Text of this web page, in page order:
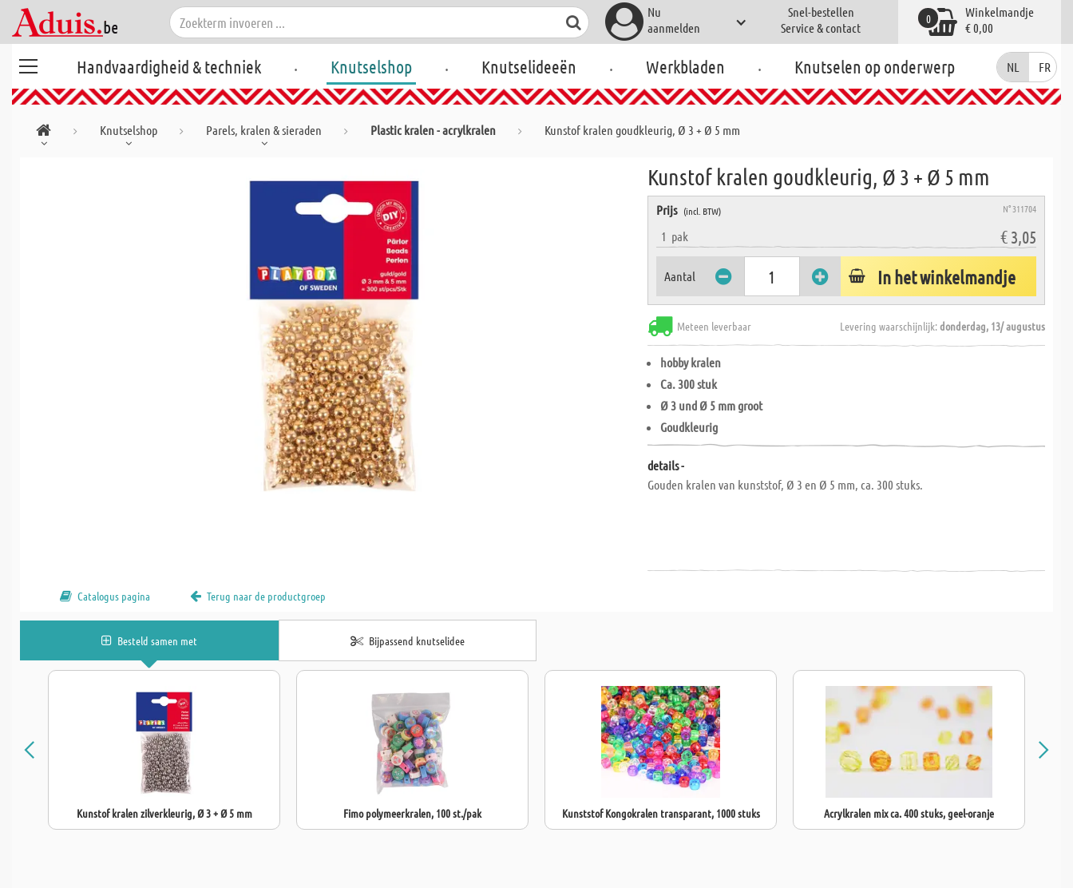
Nu
aanmelden
Snel-bestellen
Service & contact
Winkelmandje
€ 0,00
0
Handvaardigheid & techniek . Knutselshop . Knutselideeën . Werkbladen . Knutselen op onderwerp NL FR
Knutselshop Parels, kralen & sieraden Plastic kralen - acrylkralen Kunstof kralen goudkleurig, Ø 3 + Ø 5 mm
Kunstof kralen goudkleurig, Ø 3 + Ø 5 mm
Prijs (incl. BTW) N° 311704
1 pak € 3,05
Aantal In het winkelmandje
Meteen leverbaar Levering waarschijnlijk:donderdag, 13/ augustus
hobby kralen
Ca. 300 stuk
Ø 3 und Ø 5 mm groot
Goudkleurig
details -
Gouden kralen van kunststof, Ø 3 en Ø 5 mm, ca. 300 stuks.
Catalogus pagina Terug naar de productgroep
Besteld samen met Bijpassend knutselidee
Kunstof kralen zilverkleurig, Ø 3 + Ø 5 mm Fimo polymeerkralen, 100 st./pak Kunststof Kongokralen transparant, 1000 stuks Acrylkralen mix ca. 400 stuks, geel-oranje